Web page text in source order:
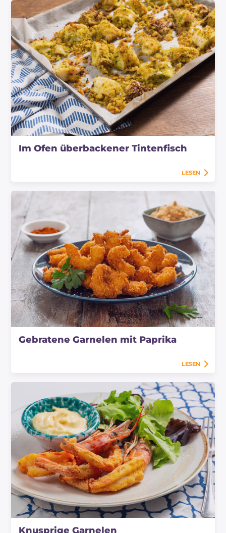
Im Ofen überbackener Tintenfisch
LESEN
Gebratene Garnelen mit Paprika
LESEN
Knusprige Garnelen